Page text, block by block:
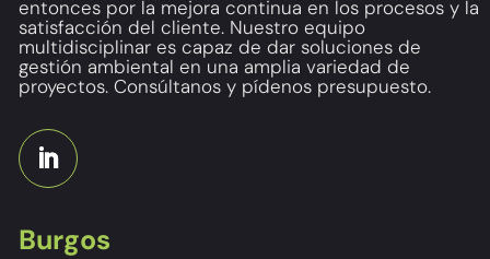
entonces por la mejora continua en los procesos y la
satisfacción del cliente. Nuestro equipo
multidisciplinar es capaz de dar soluciones de
gestión ambiental en una amplia variedad de
proyectos. Consúltanos y pídenos presupuesto.
Burgos